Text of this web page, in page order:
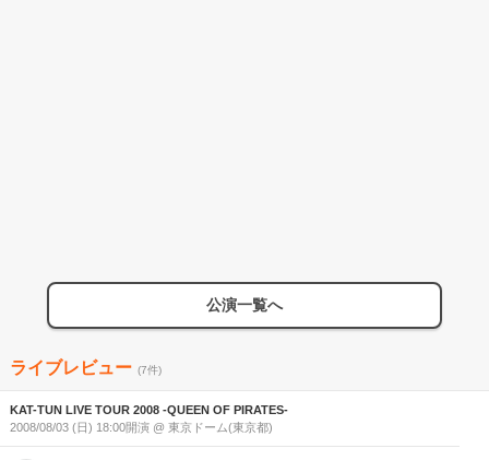
公演一覧へ
ライブレビュー (7件)
KAT-TUN LIVE TOUR 2008 -QUEEN OF PIRATES-
2008/08/03 (日) 18:00開演 @ 東京ドーム(東京都)